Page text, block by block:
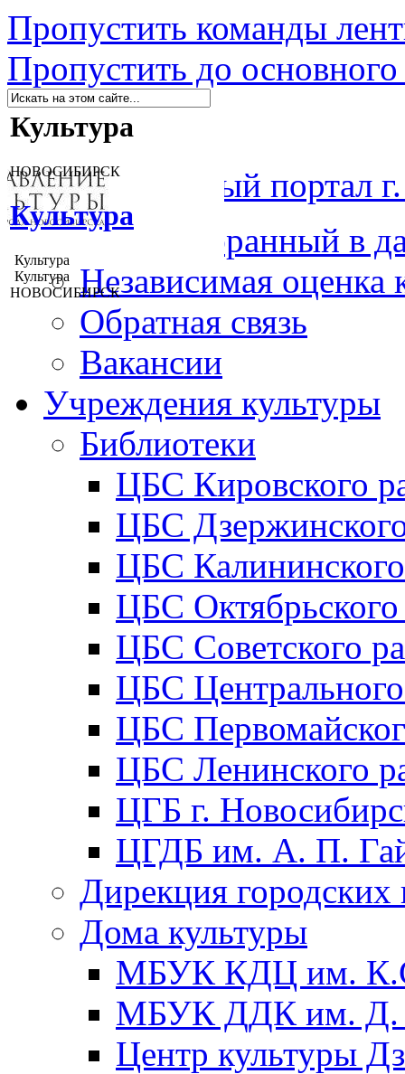
Пропустить команды
Пропустить до основного
Культура
НОВОСИБИРСК
Культура
Культура
Культура
НОВОСИБИРСК
Муниципальный портал
Главная
Выбранный в
Независимая оценка
Обратная связь
Вакансии
Учреждения культуры
Библиотеки
ЦБС Кировского
ЦБС
ЦБС
ЦБС
ЦБС Советского
ЦБС
ЦБС
ЦБС Ленинского
ЦГБ г.
ЦГДБ им. А. П.
Дирекция городских
Дома культуры
МБУК КДЦ им.
МБУК ДДК им. Д.
Центр культуры